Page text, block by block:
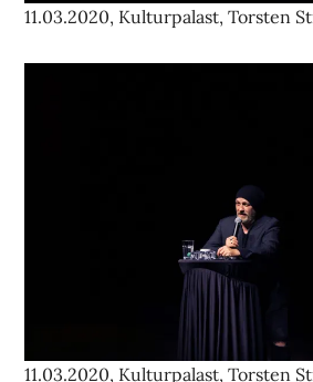
11.03.2020, Kulturpalast, Torsten
11.03.2020, Kulturpalast, Torsten